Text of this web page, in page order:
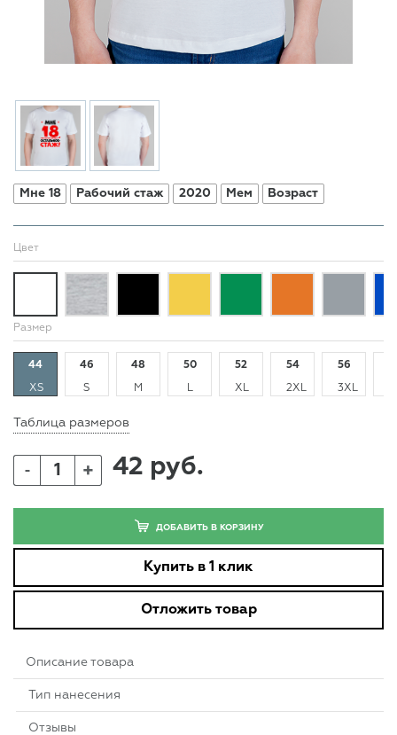
Мне 18 Рабочий стаж 2020 Мем Возраст
Цвет
Размер
44
XS
46
S
48
M
50
L
52
XL
54
2XL
56
3XL
Таблица размеров
- + 42 руб.
ДОБАВИТЬ В КОРЗИНУ
Купить в 1 клик
Отложить товар
Описание товара
Тип нанесения
Отзывы